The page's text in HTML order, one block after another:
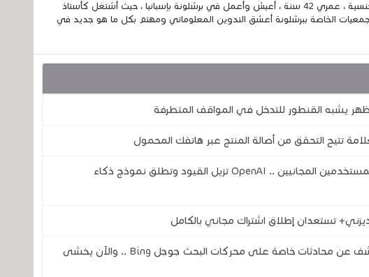
إسمي الكامل الحسين مزواد ، مغربي الجنسية ، عمري 42 سنة ، أعيش وأعمل في برشلونة بإسبانيا ، حيث أشتغل كأستاذ
الخاصة ببرشلونة أعشق التدوين المعلوماتي ومهتم بكل ما هو جديد في
يشبه القنطور للتدخل في المواقف المتطرفة
تتيح التحقق من أصالة المنتج عبر هاتفك المحمول
خدمة ChatGPT غير محدودة للمستخدمين المجانيين .. OpenAI تزيل القيود وتطلق نموذج ذكاء
تستعدان إطلاق اشتراك مجاني بالكامل
ثغرة في الذكاء الاصطناعي تكشف عن محادثات خاصة على محركات البحث جوجل Bing .. والآن يخشى